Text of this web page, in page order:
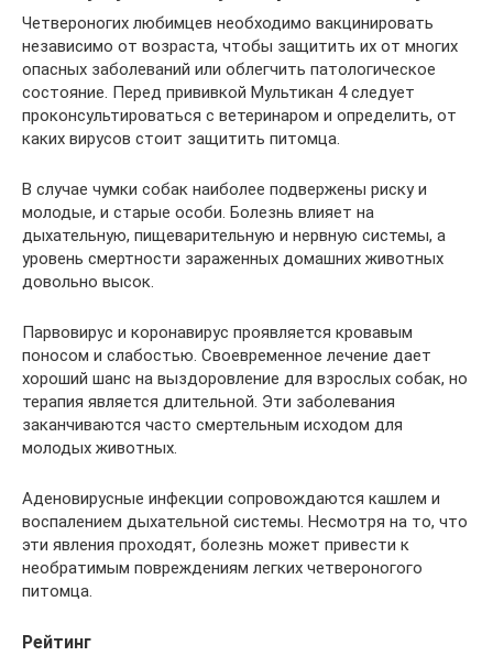
Четвероногих любимцев необходимо вакцинировать
независимо от возраста, чтобы защитить их от многих
опасных заболеваний или облегчить патологическое
состояние. Перед прививкой Мультикан 4 следует
проконсультироваться с ветеринаром и определить, от
каких вирусов стоит защитить питомца.
В случае чумки собак наиболее подвержены риску и
молодые, и старые особи. Болезнь влияет на
дыхательную, пищеварительную и нервную системы, а
уровень смертности зараженных домашних животных
довольно высок.
Парвовирус и коронавирус проявляется кровавым
поносом и слабостью. Своевременное лечение дает
хороший шанс на выздоровление для взрослых собак, но
терапия является длительной. Эти заболевания
заканчиваются часто смертельным исходом для
молодых животных.
Аденовирусные инфекции сопровождаются кашлем и
воспалением дыхательной системы. Несмотря на то, что
эти явления проходят, болезнь может привести к
необратимым повреждениям легких четвероногого
питомца.
Рейтинг